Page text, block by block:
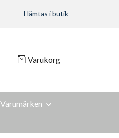
Hämtas i butik
Varukorg
Varumärken